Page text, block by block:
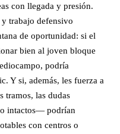
con llegada y presión.
trabajo defensivo
de oportunidad: si el
bien al joven bloque
podría
Y si, además, les fuerza a
tramos, las dudas
intactos— podrían
con centros o